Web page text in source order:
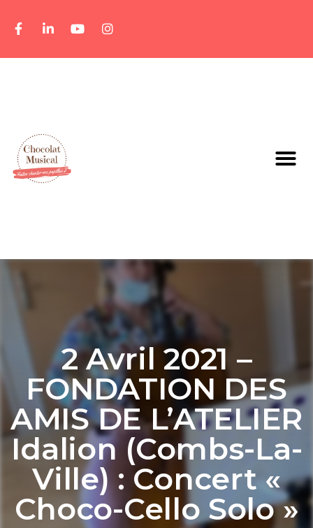
2 Avril 2021 –
FONDATION DES
AMIS DE L’ATELIER
Idalion (Combs-La-
Ville) : Concert «
Choco-Cello Solo »